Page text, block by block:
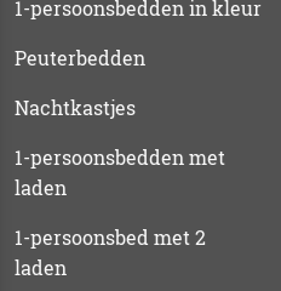
1-persoonsbedden in kleur
Peuterbedden
Nachtkastjes
1-persoonsbedden met
laden
1-persoonsbed met 2
laden